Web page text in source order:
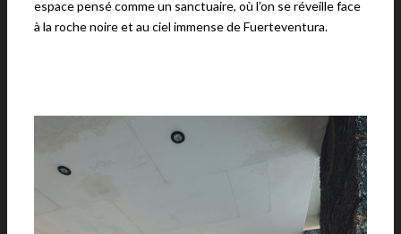
espace pensé comme un sanctuaire, où l’on se réveille face
à la roche noire et au ciel immense de Fuerteventura.